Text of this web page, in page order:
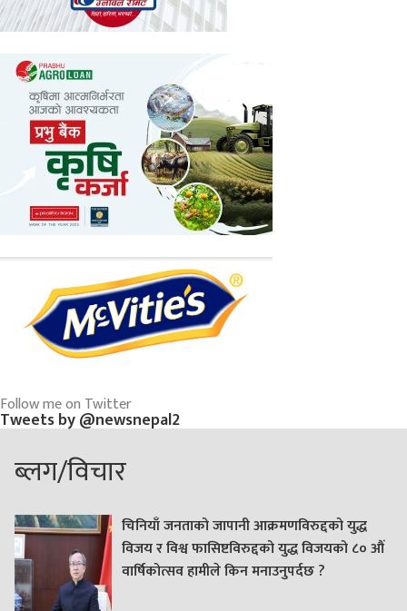
Follow me on Twitter
Tweets by @newsnepal2
ब्लग/विचार
चिनियाँ जनताको जापानी आक्रमणविरुद्दको युद्ध
विजय र विश्व फासिष्टविरुद्दको युद्ध विजयको ८० औं
वार्षिकोत्सव हामीले किन मनाउनुपर्दछ ?